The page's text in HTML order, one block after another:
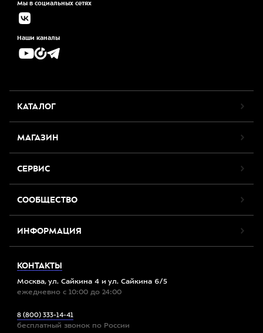
Мы в социальных сетях
Наши каналы
КАТАЛОГ
МАГАЗИН
СЕРВИС
СООБЩЕСТВО
ИНФОРМАЦИЯ
КОНТАКТЫ
Москва, ул. Сайкина 4 и ул. Сайкина 6/5
ежедневно с 10:00 до 24:00
8 (800) 333-14-41
бесплатный звонок по России